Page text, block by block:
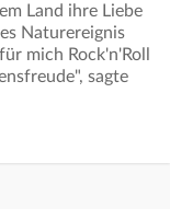
Land ihre Liebe
Naturereignis
mich Rock'n'Roll
sagte